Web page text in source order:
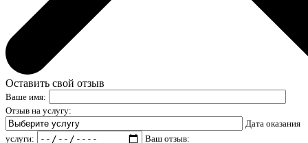
Оставить свой отзыв
Ваше имя:
Отзыв на услугу:
Дата оказания
услуги:
Ваш отзыв: